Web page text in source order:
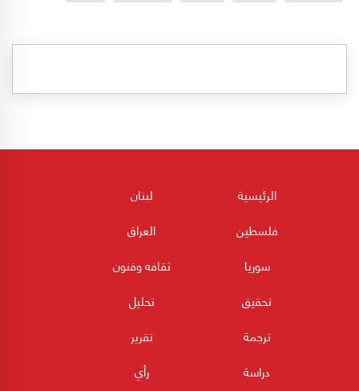
الرئيسية
لبنان
فلسطين
العراق
سوريا
ثقافه وفنون
تحقيق
تحليل
ترجمة
تقرير
دراسة
رأي